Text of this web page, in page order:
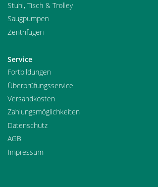
Stuhl, Tisch & Trolley
Saugpumpen
Zentrifugen
Service
Fortbildungen
Überprüfungsservice
Versandkosten
Zahlungsmöglichkeiten
Datenschutz
AGB
Impressum